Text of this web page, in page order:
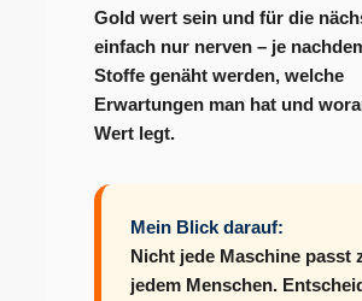
Gold wert sein und für die
einfach nur nerven – je
Stoffe genäht werden, welche
Erwartungen man hat und
Wert legt.
Mein Blick darauf:
Nicht jede Maschine passt
jedem Menschen.